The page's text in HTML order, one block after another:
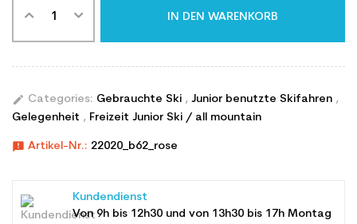
IN DEN WARENKORB
edit Categories: Gebrauchte Ski , Junior benutzte Skifahren ,
Gelegenheit , Freizeit Junior Ski / all mountain
announcement Artikel-Nr.: 22020_b62_rose
Kundendienst
Von 9h bis 12h30 und von 13h30 bis 17h Montag